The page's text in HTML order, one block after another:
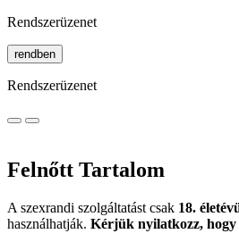
Rendszerüzenet
rendben
Rendszerüzenet
Felnőtt Tartalom
A szexrandi szolgáltatást csak 18.
használhatják. Kérjük nyilatkozz, hogy